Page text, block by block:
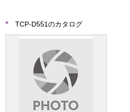
TCP-D551のカタログ